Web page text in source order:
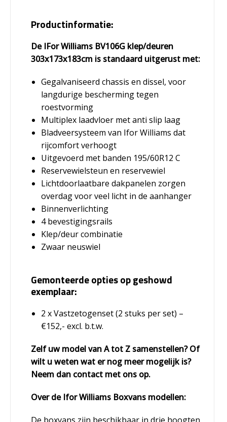
Productinformatie:
De IFor Williams BV106G klep/deuren
303x173x183cm is standaard uitgerust met:
Gegalvaniseerd chassis en dissel, voor
langdurige bescherming tegen
roestvorming
Multiplex laadvloer met anti slip laag
Bladveersysteem van Ifor Williams dat
rijcomfort verhoogt
Uitgevoerd met banden 195/60R12 C
Reservewielsteun en reservewiel
Lichtdoorlaatbare dakpanelen zorgen
overdag voor veel licht in de aanhanger
Binnenverlichting
4 bevestigingsrails
Klep/deur combinatie
Zwaar neuswiel
Gemonteerde opties op geshowd
exemplaar:
2 x Vastzetogenset (2 stuks per set) –
€152,- excl. b.t.w.
Zelf uw model van A tot Z samenstellen? Of
wilt u weten wat er nog meer mogelijk is?
Neem dan contact met ons op.
Over de Ifor Williams Boxvans modellen: